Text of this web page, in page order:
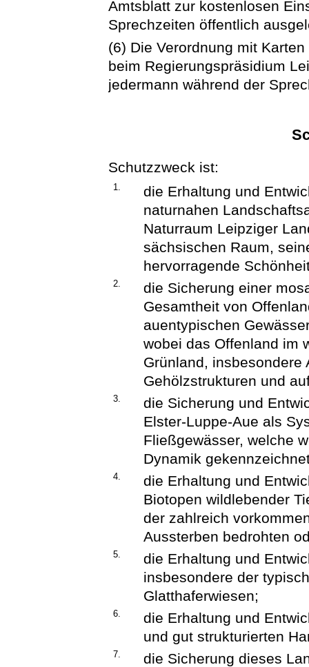
Amtsblatt zur kostenlosen
Sprechzeiten öffentlich
(6) Die Verordnung mit
beim Regierungspräsidium
jedermann während der
Schutzzweck ist:
1.
die Erhaltung und
naturnahen
Naturraum Leipziger
sächsischen Raum,
hervorragende
2.
die Sicherung einer
Gesamtheit von
auentypischen
wobei das Offenland im
Grünland, insbesondere
Gehölzstrukturen und
3.
die Sicherung und
Elster-Luppe-Aue als
Fließgewässer, welche
Dynamik
4.
die Erhaltung und
Biotopen wildlebender
der zahlreich
Aussterben bedrohten
5.
die Erhaltung und
insbesondere der
Glatthaferwiesen;
6.
die Erhaltung und
und gut strukturierten
7.
die Sicherung dieses